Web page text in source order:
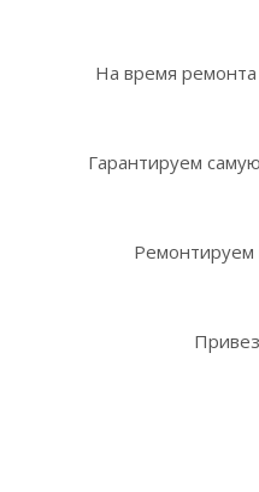
На время
Гарантируем
Ремонтируем